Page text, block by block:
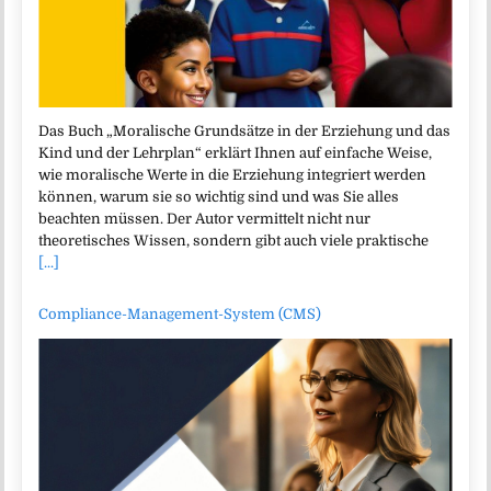
Das Buch „Moralische Grundsätze in der Erziehung und das
Kind und der Lehrplan“ erklärt Ihnen auf einfache Weise,
wie moralische Werte in die Erziehung integriert werden
können, warum sie so wichtig sind und was Sie alles
beachten müssen. Der Autor vermittelt nicht nur
theoretisches Wissen, sondern gibt auch viele praktische
[...]
Compliance-Management-System (CMS)